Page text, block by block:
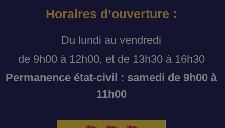
Horaires d’ouverture :
Du lundi au vendredi
de 9h00 à 12h00, et de 13h30 à 16h30
Permanence état-civil : samedi de 9h00 à
11h00